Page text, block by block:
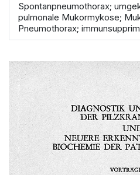
Spontanpneumothorax;
pulmonale Mukormykose;
Pneumothorax;